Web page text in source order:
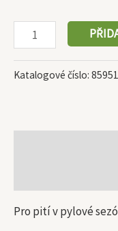
Katalogové číslo:
Pro pití v pylové